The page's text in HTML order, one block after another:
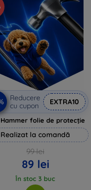
Reducere
cu cupon
EXTRA10
folie de protecție
Realizat la comandă
99 lei
89 lei
În stoc 3 buc